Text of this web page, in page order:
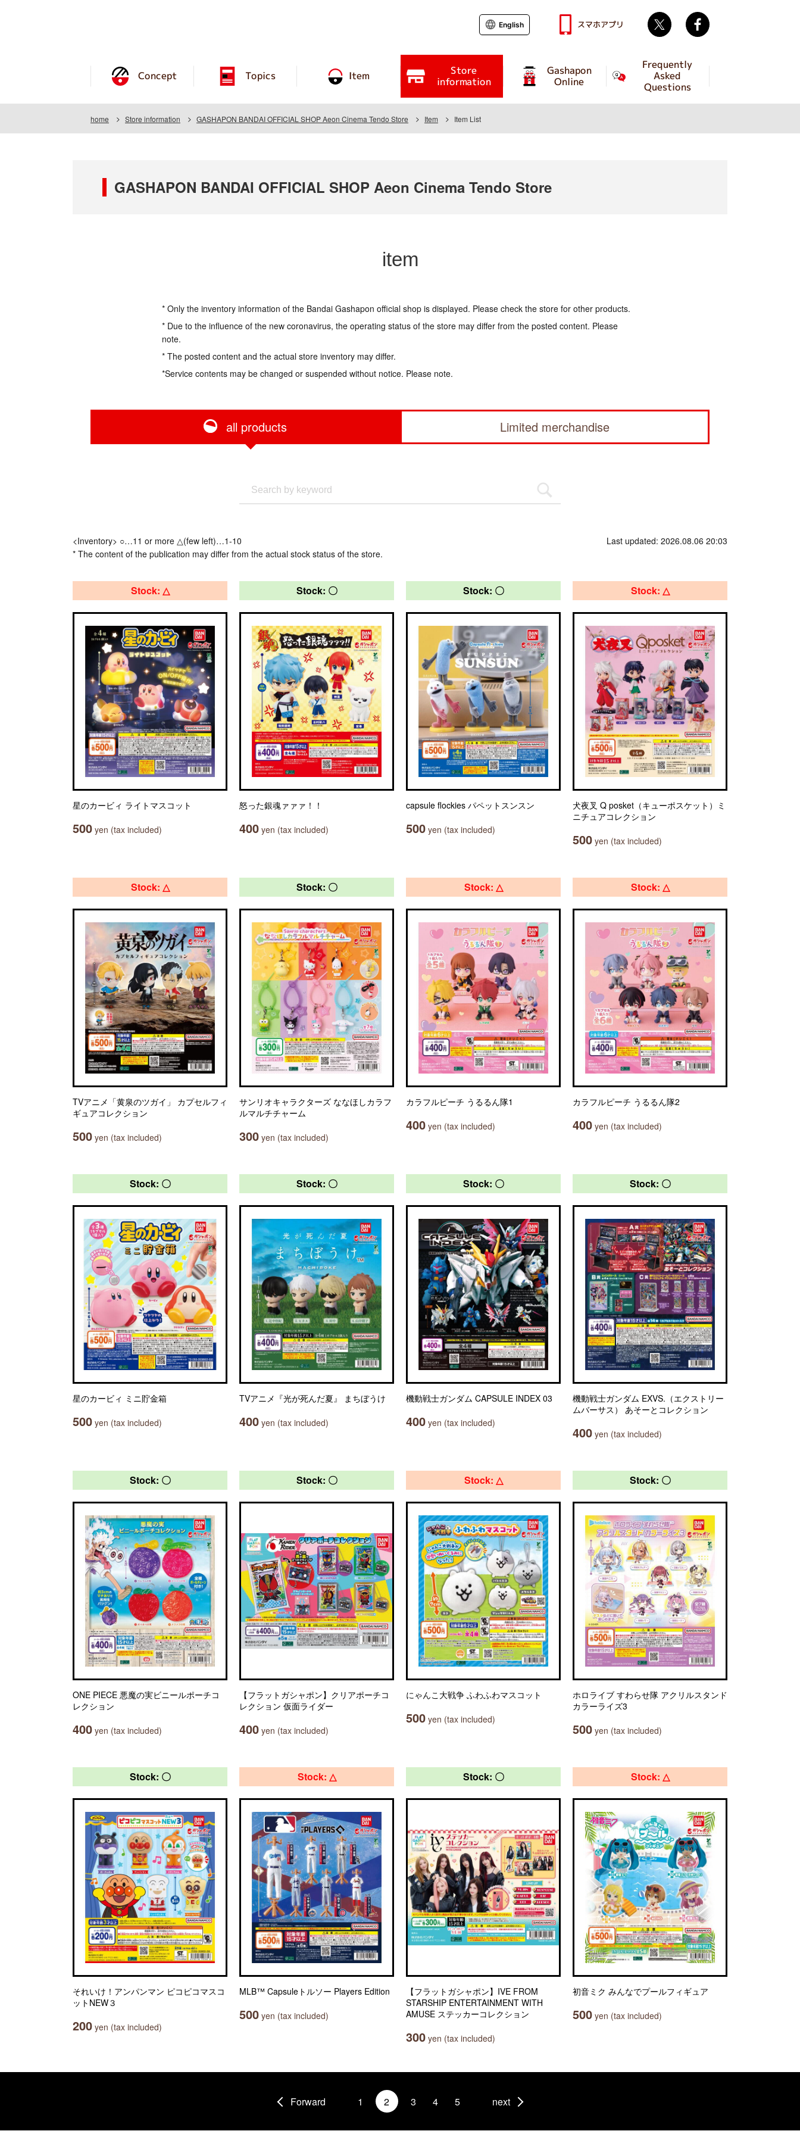
Concept Topics Item Store
information
Gashapon
Online
Frequently
Asked
Questions
English スマホアプリ Twitter
home Store information GASHAPON BANDAI OFFICIAL SHOP Aeon Cinema Tendo Store Item Item List
GASHAPON BANDAI OFFICIAL SHOP Aeon Cinema Tendo Store
item
* Only the inventory information of the Bandai Gashapon official shop is displayed. Please check the store for other products.
* Due to the influence of the new coronavirus, the operating status of the store may differ from the posted content. Please
note.
* The posted content and the actual store inventory may differ.
*Service contents may be changed or suspended without notice. Please note.
all products Limited merchandise
<Inventory> ○…11 or more △(few left)…1-10
* The content of the publication may differ from the actual stock status of the store.
Last updated: 2026.08.06 20:03
Stock: △
星のカービィ ライトマスコット
500 yen (tax included)
Stock: 〇
怒った銀魂ァァァ！！
400 yen (tax included)
Stock: 〇
capsule flockies パペットスンスン
500 yen (tax included)
Stock: △
犬夜叉 Q posket（キューポスケット）ミ
ニチュアコレクション
500 yen (tax included)
Stock: △
TVアニメ「黄泉のツガイ」 カプセルフィ
ギュアコレクション
500 yen (tax included)
Stock: 〇
サンリオキャラクターズ ななほしカラフ
ルマルチチャーム
300 yen (tax included)
Stock: △
カラフルピーチ うるるん隊1
400 yen (tax included)
Stock: △
カラフルピーチ うるるん隊2
400 yen (tax included)
Stock: 〇
星のカービィ ミニ貯金箱
500 yen (tax included)
Stock: 〇
TVアニメ『光が死んだ夏』 まちぼうけ
400 yen (tax included)
Stock: 〇
機動戦士ガンダム CAPSULE INDEX 03
400 yen (tax included)
Stock: 〇
機動戦士ガンダム EXVS.（エクストリー
ムバーサス） あそーとコレクション
400 yen (tax included)
Stock: 〇
ONE PIECE 悪魔の実ビニールポーチコ
レクション
400 yen (tax included)
Stock: 〇
【フラットガシャポン】クリアポーチコ
レクション 仮面ライダー
400 yen (tax included)
Stock: △
にゃんこ大戦争 ふわふわマスコット
500 yen (tax included)
Stock: 〇
ホロライブ すわらせ隊 アクリルスタンド
カラーライズ3
500 yen (tax included)
Stock: 〇
それいけ！アンパンマン ピコピコマスコ
ットNEW３
200 yen (tax included)
Stock: △
MLB™ Capsuleトルソー Players Edition
500 yen (tax included)
Stock: 〇
【フラットガシャポン】IVE FROM
STARSHIP ENTERTAINMENT WITH
AMUSE ステッカーコレクション
300 yen (tax included)
Stock: △
初音ミク みんなでプールフィギュア
500 yen (tax included)
Forward 1 2 3 4 5 next